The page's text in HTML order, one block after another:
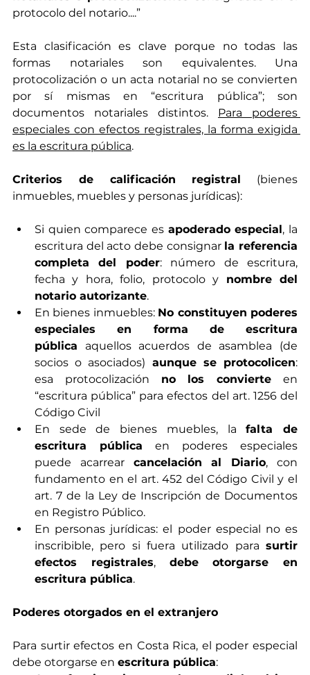
protocolo del notario....”
Esta clasificación es clave porque no todas las
formas notariales son equivalentes. Una
protocolización o un acta notarial no se convierten
por sí mismas en “escritura pública”; son
documentos notariales distintos. Para poderes
especiales con efectos registrales, la forma exigida
es la escritura pública.
Criterios de calificación registral
(bienes
inmuebles, muebles y personas jurídicas):
Si quien comparece es apoderado especial, la
escritura del acto debe consignar la referencia
completa del poder: número de escritura,
fecha y hora, folio, protocolo y nombre del
notario autorizante.
En bienes inmuebles: No constituyen poderes
especiales en forma de escritura
pública aquellos acuerdos de asamblea (de
socios o asociados) aunque se protocolicen:
esa protocolización no los convierte en
“escritura pública” para efectos del art. 1256 del
Código Civil
En sede de bienes muebles, la falta de
escritura pública en poderes especiales
puede acarrear cancelación al Diario, con
fundamento en el art. 452 del Código Civil y el
art. 7 de la Ley de Inscripción de Documentos
en Registro Público.
En personas jurídicas: el poder especial no es
inscribible, pero si fuera utilizado para surtir
efectos registrales, debe otorgarse en
escritura pública.
Poderes otorgados en el extranjero
Para surtir efectos en Costa Rica, el poder especial
debe otorgarse en escritura pública: